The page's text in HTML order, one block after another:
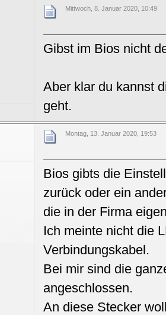
Mittwoch, 8. Januar 2020, 10:49
Gibst im Bios nicht
Aber klar du kannst
geht.
Montag, 13. Januar 2020, 19:53
Bios gibts die
zurück oder ein
die in der Firma
Ich meinte nicht die
Verbindungskabel.
Bei mir sind die
angeschlossen.
An diese Stecker